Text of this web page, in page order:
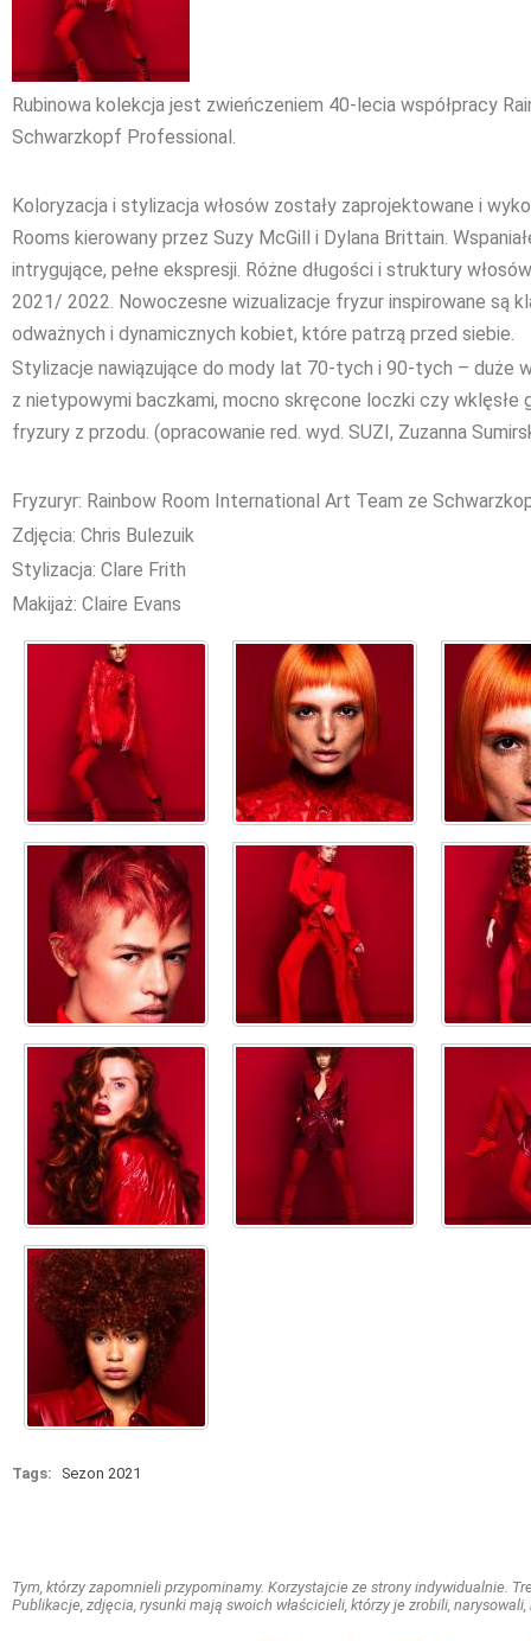
Rubinowa kolekcja jest zwieńczeniem 40-lecia współpracy
Schwarzkopf Professional.
Koloryzacja i stylizacja włosów zostały zaprojektowane i
Rooms kierowany przez Suzy McGill i Dylana Brittain.
intrygujące, pełne ekspresji. Różne długości i struktury
2021/ 2022. Nowoczesne wizualizacje fryzur inspirowane są
odważnych i dynamicznych kobiet, które patrzą przed siebie.
Stylizacje nawiązujące do mody lat 70-tych i 90-tych – duże
z nietypowymi baczkami, mocno skręcone loczki czy wklęsłe
fryzury z przodu. (opracowanie red. wyd. SUZI, Zuzanna
Fryzuryr: Rainbow Room International Art Team ze
Zdjęcia: Chris Bulezuik
Stylizacja: Clare Frith
Makijaż: Claire Evans
Tags: Sezon 2021
Tym, którzy zapomnieli przypominamy. Korzystajcie ze strony indywidualnie.
Publikacje, zdjęcia, rysunki mają swoich właścicieli, którzy je zrobili,